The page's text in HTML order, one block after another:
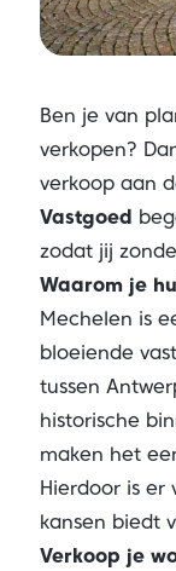
Ben je van
verkopen?
verkoop aan
Vastgoed
zodat jij
Waarom je
Mechelen is
bloeiende
tussen
historische
maken het
Hierdoor is er
kansen biedt
Verkoop je